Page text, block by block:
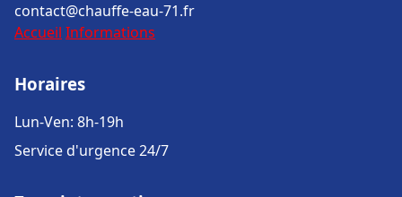
contact@chauffe-eau-71.fr
Accueil Informations
Horaires
Lun-Ven: 8h-19h
Service d'urgence 24/7